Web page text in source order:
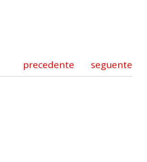
precedente seguente